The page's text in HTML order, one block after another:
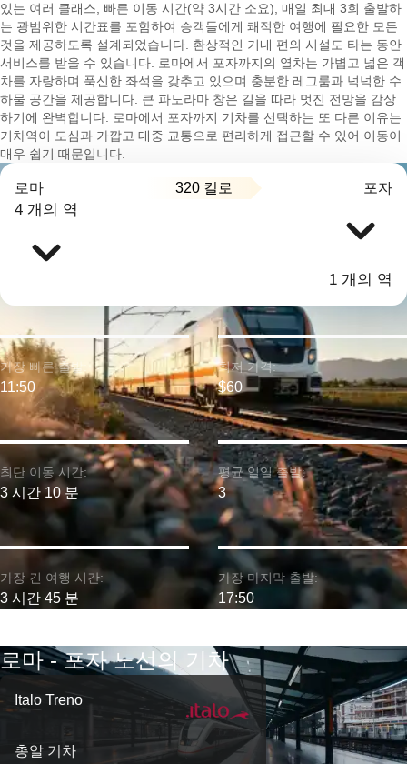
있는 여러 클래스, 빠른 이동 시간(약 3시간 소요), 매일 최대 3회 출발하
는 광범위한 시간표를 포함하여 승객들에게 쾌적한 여행에 필요한 모든
것을 제공하도록 설계되었습니다. 환상적인 기내 편의 시설도 타는 동안
서비스를 받을 수 있습니다. 로마에서 포자까지의 열차는 가볍고 넓은 객
차를 자랑하며 푹신한 좌석을 갖추고 있으며 충분한 레그룸과 넉넉한 수
하물 공간을 제공합니다. 큰 파노라마 창은 길을 따라 멋진 전망을 감상
하기에 완벽합니다. 로마에서 포자까지 기차를 선택하는 또 다른 이유는
기차역이 도심과 가깝고 대중 교통으로 편리하게 접근할 수 있어 이동이
매우 쉽기 때문입니다.
로마 320 킬로 포자
4 개의 역
1 개의 역
최단 이동 시간:
3 시간 10 분
가장 빠른 출발:
11:50
가장 긴 여행 시간:
3 시간 45 분
최저 가격:
$60
평균 일일 출발:
3
가장 마지막 출발:
17:50
로마 - 포자 노선의 기차
Italo Treno
총알 기차